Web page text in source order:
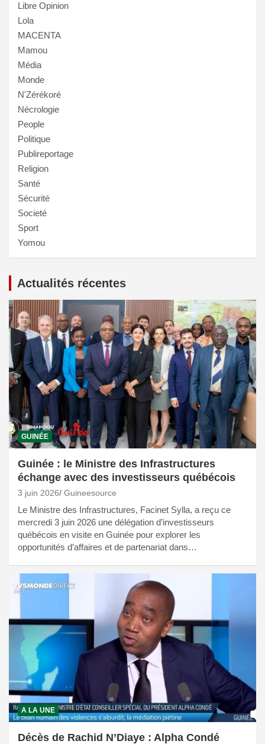
Libre Opinion
Lola
MACENTA
Mamou
Média
Monde
N'Zérékoré
Nécrologie
People
Politique
Publireportage
Religion
Santé
Sécurité
Societé
Sport
Yomou
Actualités récentes
GUINÉE
Guinée : le Ministre des Infrastructures
échange avec des investisseurs québécois
3 juin 2026 Guineesource
Le Ministre des Infrastructures, Facinet Sylla, a reçu ce
mercredi 3 juin 2026 une délégation d’investisseurs
québécois en visite en Guinée pour explorer les
opportunités d’affaires et de partenariat dans…
A LA UNE
Décès de Rachid N’Diaye : Alpha Condé